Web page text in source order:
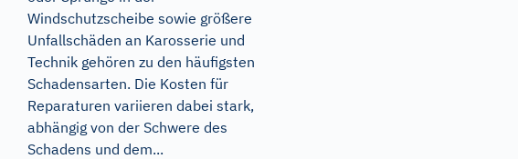
Windschutzscheibe sowie größere
Unfallschäden an Karosserie und
Technik gehören zu den häufigsten
Schadensarten. Die Kosten für
Reparaturen variieren dabei stark,
abhängig von der Schwere des
Schadens und dem...